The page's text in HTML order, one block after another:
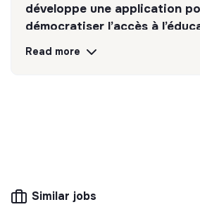
développe une application
démocratiser l’accès à
dans les marchés émergents.
management.
Read more
Similar jobs